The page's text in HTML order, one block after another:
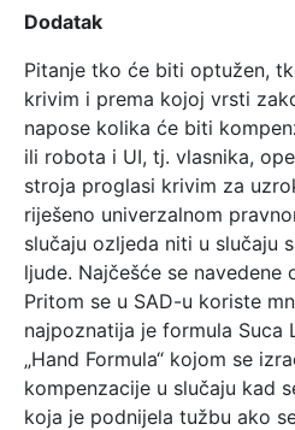
Dodatak
Pitanje tko će biti optužen,
krivim i prema kojoj vrsti
napose kolika će biti
ili robota i UI, tj. vlasnika,
stroja proglasi krivim za
riješeno univerzalnom
slučaju ozljeda niti u slučaju
ljude. Najčešće se navedene
Pritom se u SAD-u koriste
najpoznatija je formula Suca
„Hand Formula“ kojom se
kompenzacije u slučaju kad
koja je podnijela tužbu ako